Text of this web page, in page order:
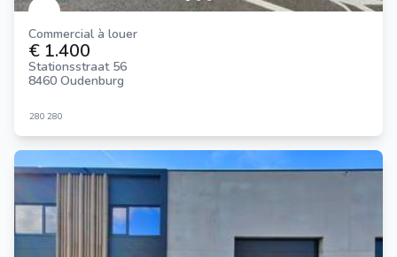
Commercial à louer
€ 1.400
Stationsstraat 56
8460 Oudenburg
280 280